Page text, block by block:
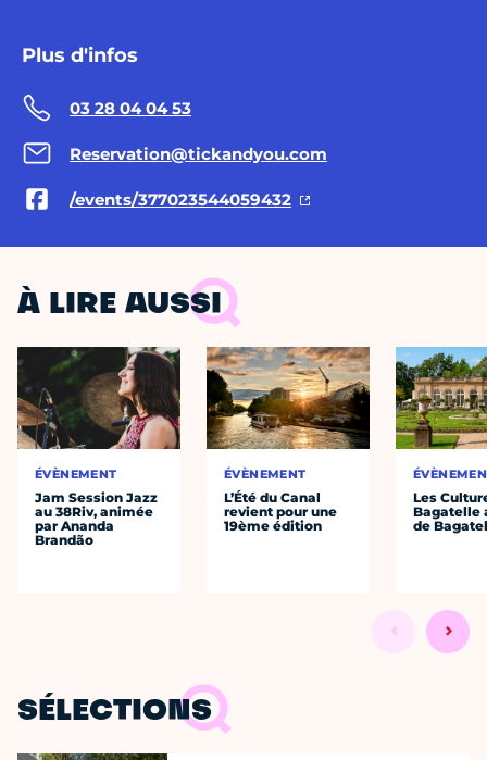
Plus d'infos
03 28 04 04 53
Reservation@tickandyou.com
/events/377023544059432
À LIRE AUSSI
ÉVÈNEMENT
Jam Session Jazz
au 38Riv, animée
par Ananda
Brandão
ÉVÈNEMENT
L’Été du Canal
revient pour une
19ème édition
Les
Bagatelle
de
SÉLECTIONS